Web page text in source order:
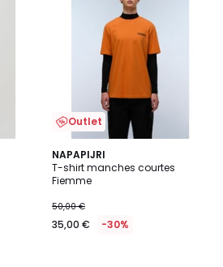
Outlet
NAPAPIJRI
T-shirt manches courtes
Fiemme
50,00 €
35,00 € -30%